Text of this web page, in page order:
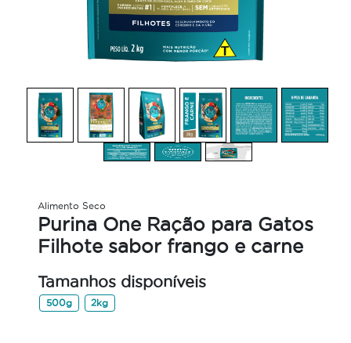
Alimento Seco
Purina One Ração para Gatos
Filhote sabor frango e carne
Tamanhos disponíveis
500g 2kg